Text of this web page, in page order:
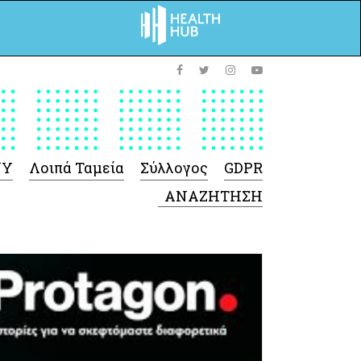
Προϊόντων
-Γενικές πληροφορίες
Σύμβαση Ακουστικών/
Ορθοπεδικά/ Αναπνευστικές
Λοιπά Ταμεία Σύλλογος GDPR